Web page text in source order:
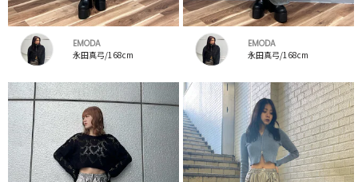
EMODA
永田真弓/168cm
EMODA
永田真弓/168cm